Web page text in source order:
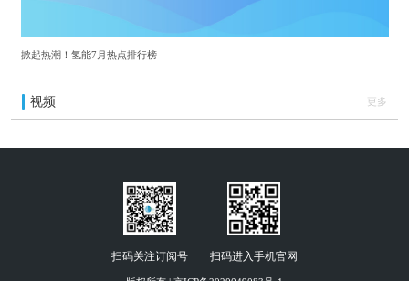
掀起热潮！氢能7月热点排行榜
视频 更多
扫码关注订阅号 扫码进入手机官网